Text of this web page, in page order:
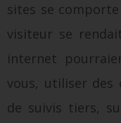
sites se
visiteur se
internet
vous, utiliser des
de suivis tiers,